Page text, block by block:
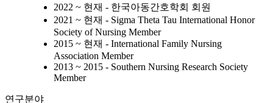
2022 ~ 현재 - 한국아동간호학회 회원
2021 ~ 현재 - Sigma Theta Tau International Honor
Society of Nursing Member
2015 ~ 현재 - International Family Nursing
Association Member
2013 ~ 2015 - Southern Nursing Research Society
Member
연구분야